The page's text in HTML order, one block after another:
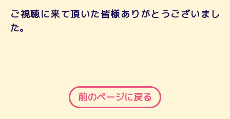
ご視聴に来て頂いた皆様ありがとうございまし
た。
前のページに戻る